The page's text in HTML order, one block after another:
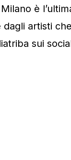
è
artisti
sui